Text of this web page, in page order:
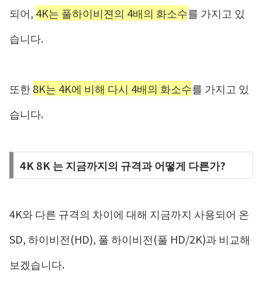
되어, 4K는 풀하이비젼의 4배의 화소수를 가지고 있
습니다.
또한8K는 4K에 비해 다시 4배의 화소수를 가지고 있
습니다.
4K 8K 는 지금까지의 규격과 어떻게 다른가?
4K와 다른 규격의 차이에 대해 지금까지 사용되어 온
SD, 하이비전(HD), 풀 하이비전(풀 HD/2K)과 비교해
보겠습니다.